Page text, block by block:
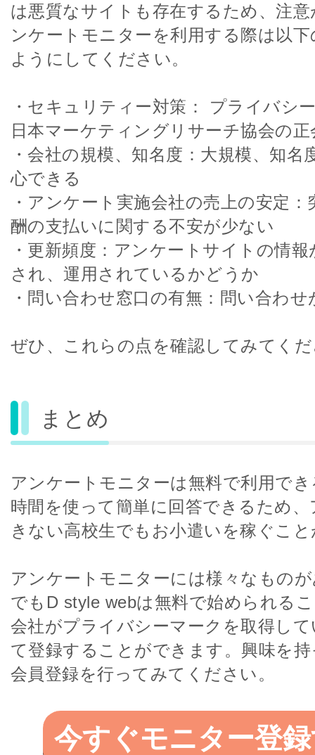
は悪質なサイトも存在するため、注
ンケートモニターを利用する際は以
ようにしてください。
・セキュリティー対策： プライバシ
日本マーケティングリサーチ協会の正
・会社の規模、知名度：大規模、知名
心できる
・アンケート実施会社の売上の安定
酬の支払いに関する不安が少ない
・更新頻度：アンケートサイトの情
され、運用されているかどうか
・問い合わせ窓口の有無：問い合わ
ぜひ、これらの点を確認してみてく
まとめ
アンケートモニターは無料で利用で
時間を使って簡単に回答できるため
きない高校生でもお小遣いを稼ぐこ
アンケートモニターには様々なもの
でもD style webは無料で始められる
会社がプライバシーマークを取得し
て登録することができます。興味を
会員登録を行ってみてください。
今すぐモニター登